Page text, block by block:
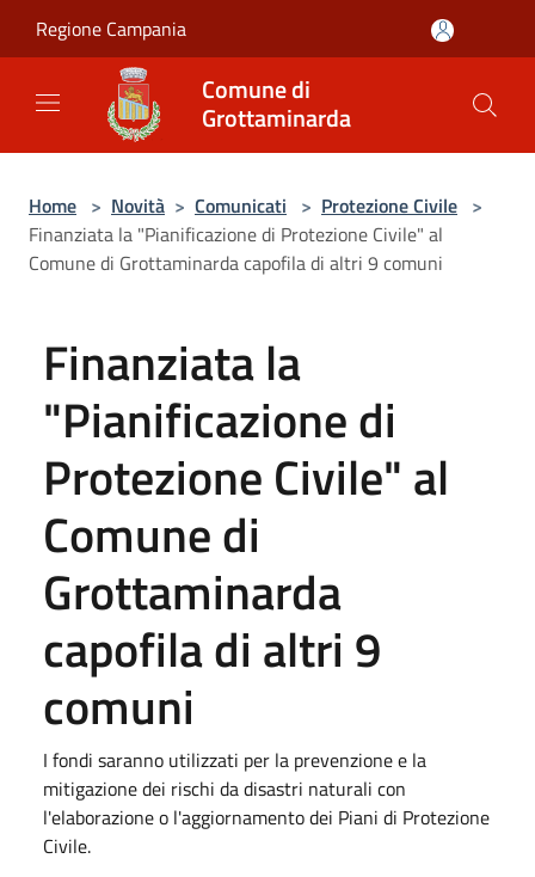
Regione Campania
Comune di
Grottaminarda
Home > Novità > Comunicati > Protezione Civile >
Finanziata la "Pianificazione di Protezione Civile" al
Comune di Grottaminarda capofila di altri 9 comuni
Finanziata la
"Pianificazione di
Protezione Civile" al
Comune di
Grottaminarda
capofila di altri 9
comuni
I fondi saranno utilizzati per la prevenzione e la
mitigazione dei rischi da disastri naturali con
l'elaborazione o l'aggiornamento dei Piani di Protezione
Civile.